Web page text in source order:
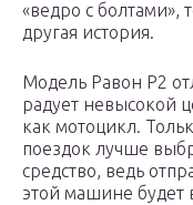
«ведро с болтами»,
другая история.
Модель Равон Р2
радует невысокой
как мотоцикл.
поездок лучше
средство, ведь
этой машине будет